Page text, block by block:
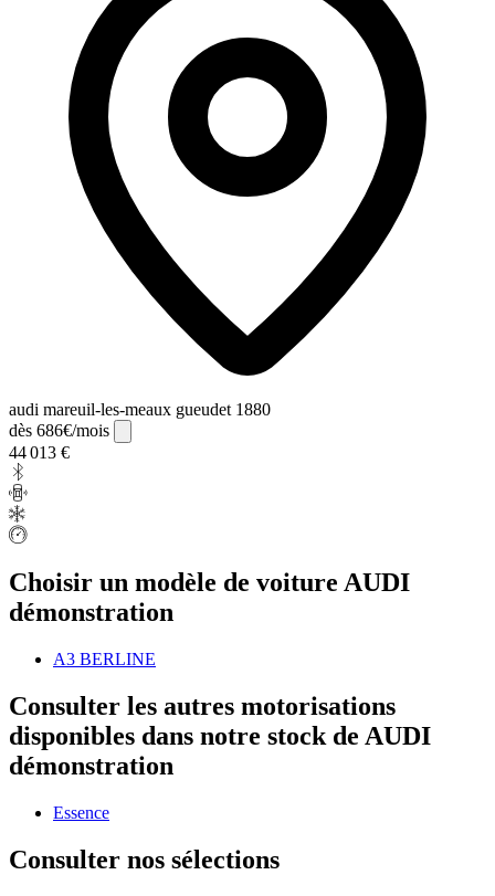
audi mareuil-les-meaux gueudet 1880
dès 686€/mois
44 013 €
Choisir un modèle de voiture AUDI
démonstration
A3 BERLINE
Consulter les autres motorisations
disponibles dans notre stock de AUDI
démonstration
Essence
Consulter nos sélections